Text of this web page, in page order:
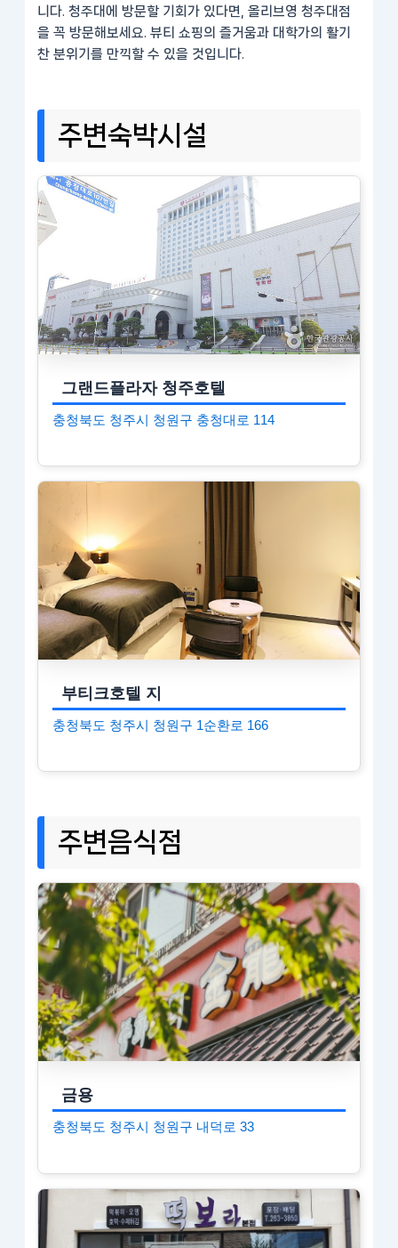
니다. 청주대에 방문할 기회가 있다면, 올리브영 청주대점
을 꼭 방문해보세요. 뷰티 쇼핑의 즐거움과 대학가의 활기
찬 분위기를 만끽할 수 있을 것입니다.
주변숙박시설
그랜드플라자 청주호텔
충청북도 청주시 청원구 충청대로 114
부티크호텔 지
충청북도 청주시 청원구 1순환로 166
주변음식점
금용
충청북도 청주시 청원구 내덕로 33